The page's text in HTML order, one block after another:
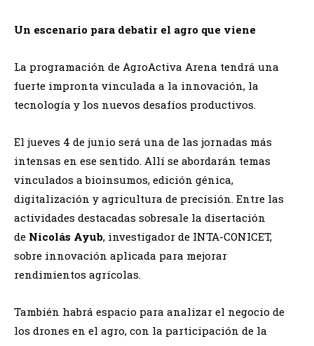
Un escenario para debatir el agro que viene
La programación de AgroActiva Arena tendrá una
fuerte impronta vinculada a la innovación, la
tecnología y los nuevos desafíos productivos.
El jueves 4 de junio será una de las jornadas más
intensas en ese sentido. Allí se abordarán temas
vinculados a bioinsumos, edición génica,
digitalización y agricultura de precisión. Entre las
actividades destacadas sobresale la disertación
de Nicolás Ayub, investigador de INTA-CONICET,
sobre innovación aplicada para mejorar
rendimientos agrícolas.
También habrá espacio para analizar el negocio de
los drones en el agro, con la participación de la